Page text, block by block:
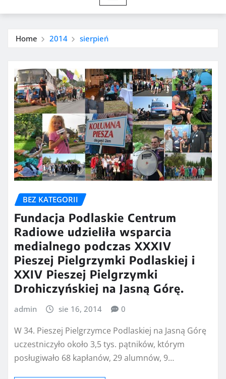
Home 2014 sierpień
BEZ KATEGORII
Fundacja Podlaskie Centrum
Radiowe udzieliła wsparcia
medialnego podczas XXXIV
Pieszej Pielgrzymki Podlaskiej i
XXIV Pieszej Pielgrzymki
Drohiczyńskiej na Jasną Górę.
admin sie 16, 2014 0
W 34. Pieszej Pielgrzymce Podlaskiej na Jasną Górę
uczestniczyło około 3,5 tys. pątników, którym
posługiwało 68 kapłanów, 29 alumnów, 9…